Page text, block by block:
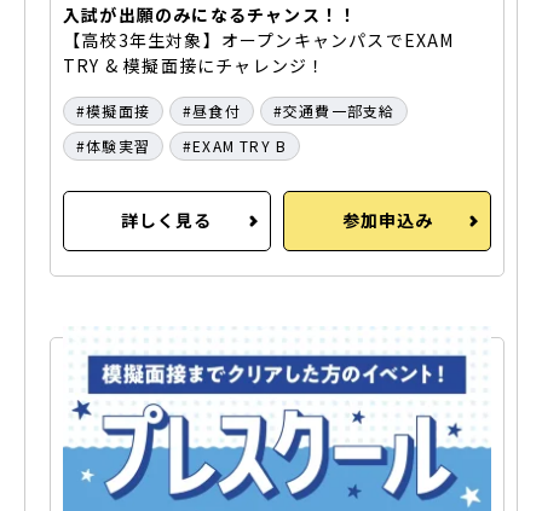
入試が出願のみになるチャンス！！
【高校3年生対象】オープンキャンパスでEXAM
TRY & 模擬面接にチャレンジ！
模擬面接 昼食付
交通費一部支給
体験実習
EXAM TRY B
詳しく見る 参加申込み